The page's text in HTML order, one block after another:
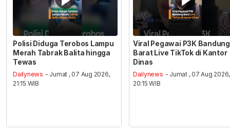
Polisi Diduga Terobos Lampu
Merah Tabrak Balita hingga
Tewas
Dailynews - Jumat , 07 Aug 2026,
21:15 WIB
Viral Pegawai P3K Bandung
Barat Live TikTok di Kantor
Dinas
Dailynews - Jumat , 07 Aug 2026,
20:15 WIB